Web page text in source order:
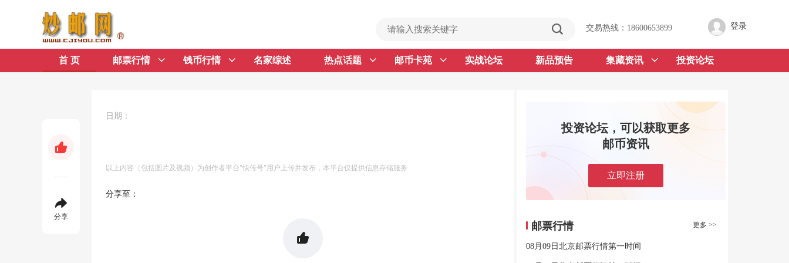
登录
交易热线：18600653899
首 页
首 页 邮票行情 钱币行情 名家综述 热点话题 邮币卡苑 实战论坛 新品预告 集藏资讯 投资论坛
分享
日期：
以上内容（包括图片及视频）为创作者平台"快传号"用户上传并发布，本平台仅提供信息存储服务
分享至：
投资论坛，可以获取更多
邮币资讯
立即注册
邮票行情 更多 >>
08月09日北京邮票行情第一时间